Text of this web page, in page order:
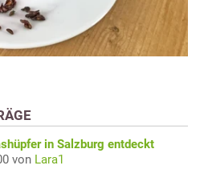
in Salzburg entdeckt
von Lara1